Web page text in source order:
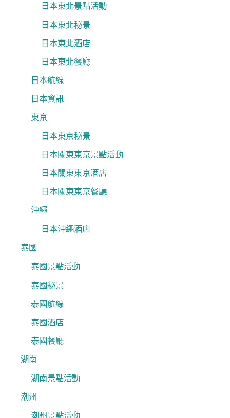
日本東北景點活動
日本東北秘景
日本東北酒店
日本東北餐廳
日本航線
日本資訊
東京
日本東京秘景
日本關東東京景點活動
日本關東東京酒店
日本關東東京餐廳
沖繩
日本沖繩酒店
泰國
泰國景點活動
泰國秘景
泰國航線
泰國酒店
泰國餐廳
湖南
湖南景點活動
潮州
潮州景點活動